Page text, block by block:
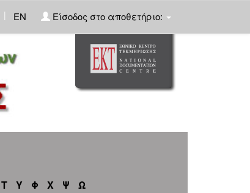
| EN Είσοδος στο αποθετήριο:
Τ Υ Φ Χ Ψ
Ω